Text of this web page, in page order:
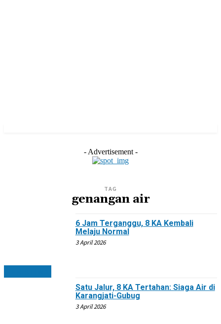
- Advertisement -
TAG
genangan air
6 Jam Terganggu, 8 KA Kembali
Melaju Normal
3 April 2026
Satu Jalur, 8 KA Tertahan: Siaga Air di
Karangjati-Gubug
3 April 2026